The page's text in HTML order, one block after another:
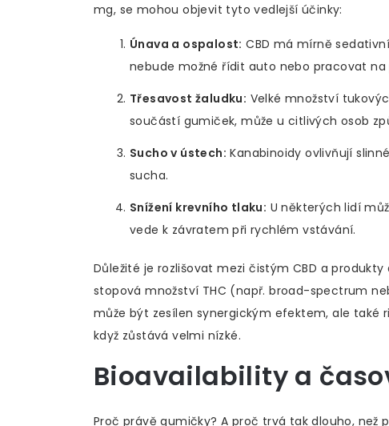
mg, se mohou objevit tyto vedlejší účinky:
Únava a ospalost: CBD má mírně
nebude možné řídit auto nebo pracovat
Třesavost žaludku: Velké množství
součástí gumiček, může u citlivých osob
Sucho v ústech: Kanabinoidy ovlivňují
sucha.
Snížení krevního tlaku: U některých lidí
vede k závratem při rychlém vstávání.
Důležité je rozlišovat mezi čistým CBD a
stopová množství THC (např. broad-spectrum
může být zesílen synergickým efektem, ale také
když zůstává velmi nízké.
Bioavailability a
Proč právě gumičky? A proč trvá tak dlouho,